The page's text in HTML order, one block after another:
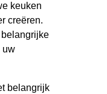
keuken
creëren.
uw
belangrijk